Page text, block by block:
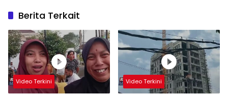
Berita Terkait
Video Terkini Video Terkini